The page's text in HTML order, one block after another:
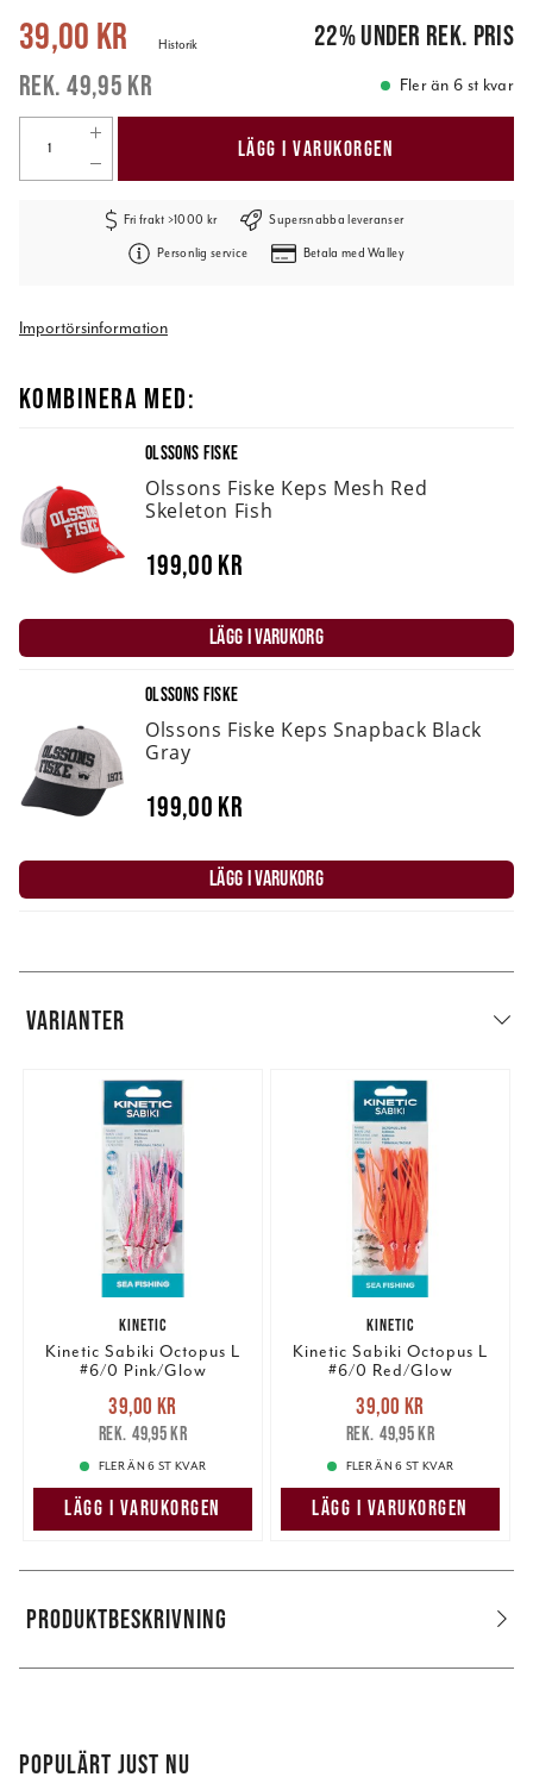
Nuvarande pris: 49,95 kr
39,00 kr
49,95 kr
Historik 22%under rek. pris
Fler än 6 st kvar
LÄGG I VARUKORGEN
Fri frakt >1000 kr Supersnabba leveranser
Personlig service Betala med Walley
Importörsinformation
KOMBINERA MED:
OLSSONS FISKE
Olssons Fiske Keps Mesh Red
Skeleton Fish
199,00 kr
LÄGG I VARUKORG
OLSSONS FISKE
Olssons Fiske Keps Snapback Black
Gray
199,00 kr
LÄGG I VARUKORG
VARIANTER
KINETIC
Kinetic Sabiki Octopus L
#6/0 Pink/Glow
Nuvarande pris
39,00 krTidigare pris
49,95 kr
39,00 kr
49,95 kr
FLER ÄN 6 ST KVAR
LÄGG I VARUKORGEN
KINETIC
Kinetic Sabiki Octopus L
#6/0 Red/Glow
Nuvarande pris
39,00 krTidigare pris
49,95 kr
39,00 kr
49,95 kr
FLER ÄN 6 ST KVAR
LÄGG I VARUKORGEN
PRODUKTBESKRIVNING
POPULÄRT JUST NU